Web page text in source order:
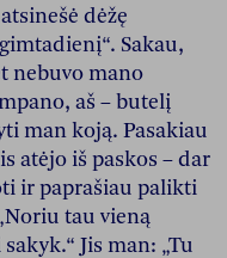
dėžę
Sakau,
nebuvo mano
aš – butelį
man koją. Pasakiau
atėjo iš paskos – dar
ir paprašiau palikti
tau vieną
Jis man: „Tu